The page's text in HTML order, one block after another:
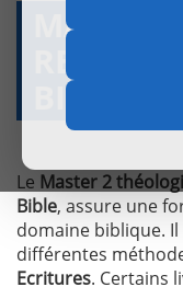
MASTER
BIBLE)
Le Master 2
Bible, assure une
domaine biblique.
différentes
Ecritures. Certains